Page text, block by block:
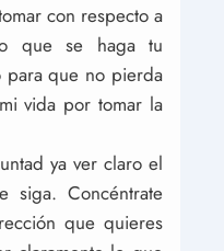
con respecto a
que se haga tu
para que no pierda
vida por tomar la
ya ver claro el
siga. Concéntrate
que quieres